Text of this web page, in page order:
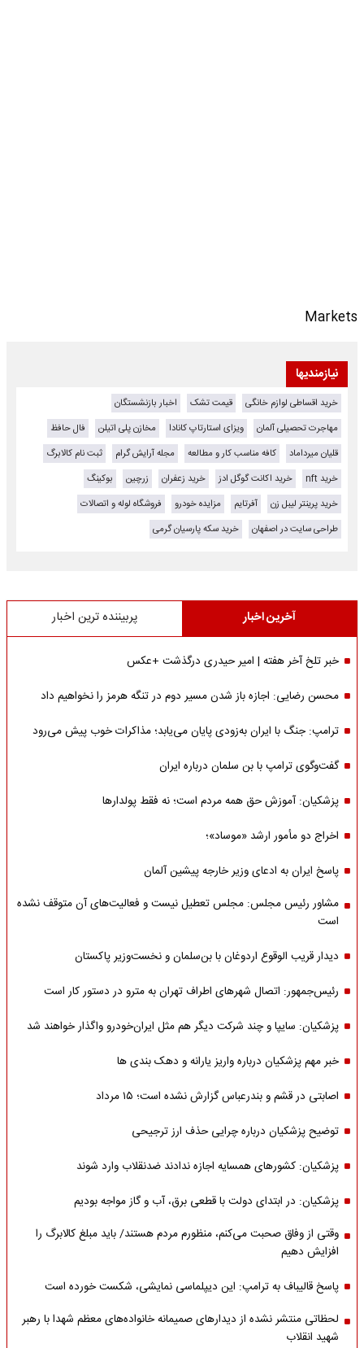
Markets
نیازمندیها
خرید اقساطی لوازم خانگی قیمت تشک
اخبار بازنشستگان
مهاجرت تحصیلی آلمان
ویزای استارتاپ کانادا مخازن پلی اتیلن
فال حافظ
قلیان میرداماد
کافه مناسب کار و مطالعه مجله آرایش گرام
ثبت نام کالابرگ
خرید nft
خرید اکانت گوگل ادز خرید زعفران زرچین
بوکینگ
خرید پرینتر لیبل زن
آفرتایم مزایده خودرو
فروشگاه لوله و اتصالات
طراحی سایت در اصفهان
خرید سکه پارسیان گرمی
آخرین اخبار پربیننده ترین اخبار
خبر تلخ آخر هفته | امیر حیدری درگذشت +عکس
محسن رضایی: اجازه باز شدن مسیر دوم در تنگه هرمز را نخواهیم داد
ترامپ: جنگ با ایران به‌زودی پایان می‌یابد؛ مذاکرات خوب پیش می‌رود
گفت‌وگوی ترامپ با بن سلمان درباره ایران
پزشکیان: آموزش حق همه مردم است؛ نه فقط پولدارها
اخراج دو مأمور ارشد «موساد»؛
پاسخ ایران به ادعای وزیر خارجه پیشین آلمان
مشاور رئیس مجلس: مجلس تعطیل نیست و فعالیت‌های آن متوقف نشده
است
دیدار قریب الوقوع اردوغان با بن‌سلمان و نخست‌وزیر پاکستان
رئیس‌جمهور: اتصال شهرهای اطراف تهران به مترو در دستور کار است
پزشکیان: سایپا و چند شرکت دیگر هم مثل ایران‌خودرو واگذار خواهند شد
خبر مهم پزشکیان درباره واریز یارانه و دهک بندی ها
اصابتی در قشم و بندرعباس گزارش نشده است؛ ۱۵ مرداد
توضیح پزشکیان درباره چرایی حذف ارز ترجیحی
پزشکیان: کشورهای همسایه اجازه ندادند ضدنقلاب وارد شوند
پزشکیان: در ابتدای دولت با قطعی برق، آب و گاز مواجه بودیم
وقتی از وفاق صحبت می‌کنم، منظورم مردم هستند/ باید مبلغ کالابرگ را
افزایش دهیم
پاسخ قالیباف به ترامپ: این دیپلماسی نمایشی، شکست خورده است
لحظاتی منتشر نشده از دیدارهای صمیمانه خانواده‌های معظم شهدا با رهبر
شهید انقلاب